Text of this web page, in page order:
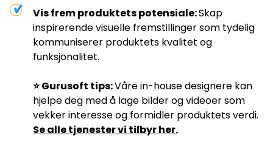
Vis frem produktets potensiale:Skap
inspirerende visuelle fremstillinger som tydelig
kommuniserer produktets kvalitet og
funksjonalitet.
⭐️ Gurusoft tips:Våre in-house designere kan
hjelpe deg med å lage bilder og videoer som
vekker interesse og formidler produktets verdi.
Se alle tjenester vi tilbyr her.